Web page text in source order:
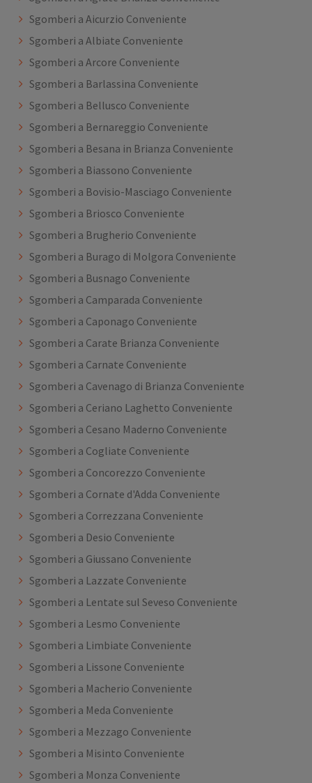
Sgomberi a Aicurzio Conveniente
Sgomberi a Albiate Conveniente
Sgomberi a Arcore Conveniente
Sgomberi a Barlassina Conveniente
Sgomberi a Bellusco Conveniente
Sgomberi a Bernareggio Conveniente
Sgomberi a Besana in Brianza Conveniente
Sgomberi a Biassono Conveniente
Sgomberi a Bovisio-Masciago Conveniente
Sgomberi a Briosco Conveniente
Sgomberi a Brugherio Conveniente
Sgomberi a Burago di Molgora Conveniente
Sgomberi a Busnago Conveniente
Sgomberi a Camparada Conveniente
Sgomberi a Caponago Conveniente
Sgomberi a Carate Brianza Conveniente
Sgomberi a Carnate Conveniente
Sgomberi a Cavenago di Brianza Conveniente
Sgomberi a Ceriano Laghetto Conveniente
Sgomberi a Cesano Maderno Conveniente
Sgomberi a Cogliate Conveniente
Sgomberi a Concorezzo Conveniente
Sgomberi a Cornate d'Adda Conveniente
Sgomberi a Correzzana Conveniente
Sgomberi a Desio Conveniente
Sgomberi a Giussano Conveniente
Sgomberi a Lazzate Conveniente
Sgomberi a Lentate sul Seveso Conveniente
Sgomberi a Lesmo Conveniente
Sgomberi a Limbiate Conveniente
Sgomberi a Lissone Conveniente
Sgomberi a Macherio Conveniente
Sgomberi a Meda Conveniente
Sgomberi a Mezzago Conveniente
Sgomberi a Misinto Conveniente
Sgomberi a Monza Conveniente